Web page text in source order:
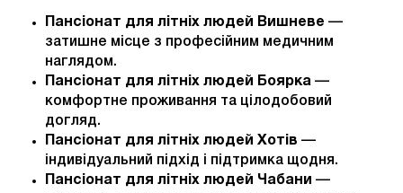
Пансіонат для літніх людей Вишневе —
затишне місце з професійним медичним
наглядом.
Пансіонат для літніх людей Боярка —
комфортне проживання та цілодобовий
догляд.
Пансіонат для літніх людей Хотів —
індивідуальний підхід і підтримка щодня.
Пансіонат для літніх людей Чабани —